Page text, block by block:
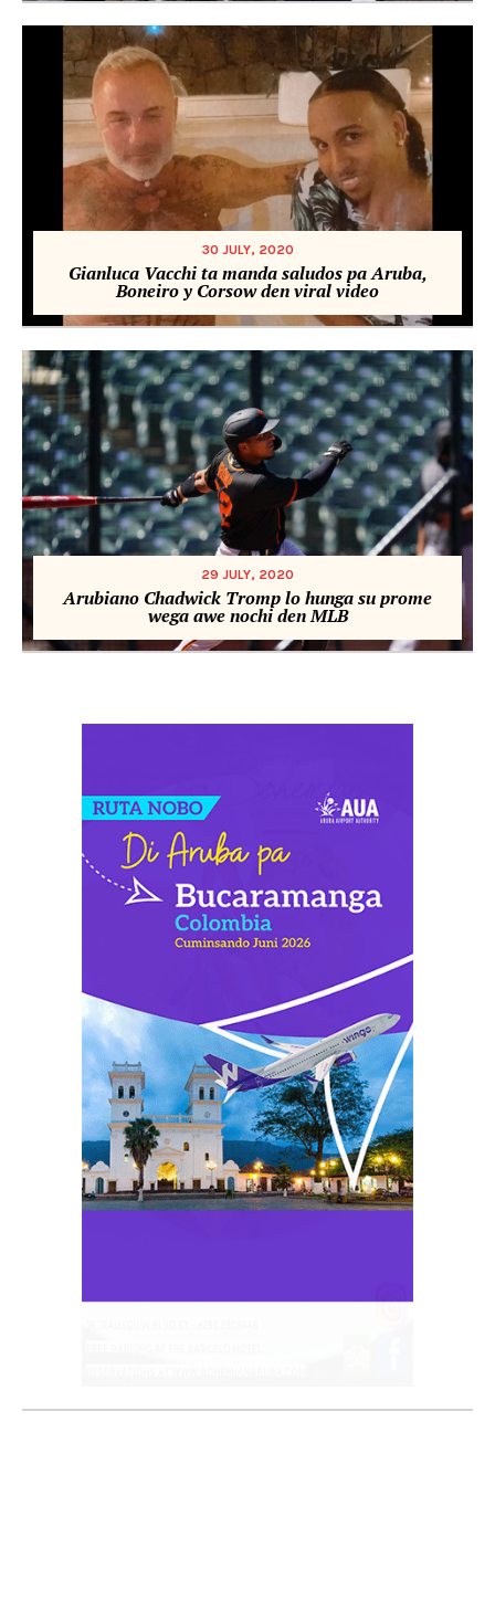
30 JULY, 2020
Gianluca Vacchi ta manda saludos pa Aruba,
Boneiro y Corsow den viral video
29 JULY, 2020
Arubiano Chadwick Tromp lo hunga su prome
wega awe nochi den MLB